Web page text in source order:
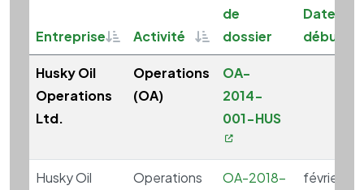
EntrepriseSortable
Activité Sortable
de
dossier
Date de
début
Husky Oil
Operations
Ltd.
Operations
(OA)
OA-
2014-
001-HUS
Husky Oil
Operations
OA-2018-
février 1,